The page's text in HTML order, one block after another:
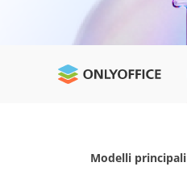
Modelli principali